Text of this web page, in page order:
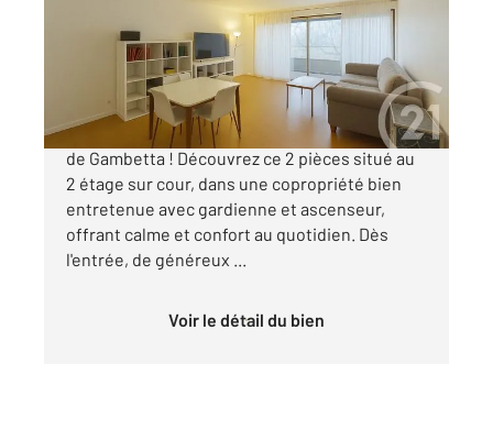
Appartement F2 à vendre
449 900 €
Votre futur chez-vous vous attend à deux pas
de Gambetta ! Découvrez ce 2 pièces situé au
2 étage sur cour, dans une copropriété bien
entretenue avec gardienne et ascenseur,
offrant calme et confort au quotidien. Dès
l'entrée, de généreux ...
Voir le détail du bien